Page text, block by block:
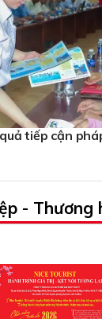
tiếp cận
- Thương